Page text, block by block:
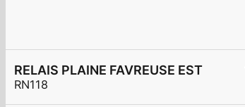
RELAIS PLAINE FAVREUSE EST
RN118